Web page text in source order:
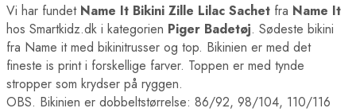
Vi har fundet Name It Bikini Zille Lilac Sachet fra Name It
hos Smartkidz.dk i kategorien Piger Badetøj. Sødeste bikini
fra Name it med bikinitrusser og top. Bikinien er med det
fineste is print i forskellige farver. Toppen er med tynde
stropper som krydser på ryggen.
OBS. Bikinien er dobbeltstørrelse: 86/92, 98/104, 110/116